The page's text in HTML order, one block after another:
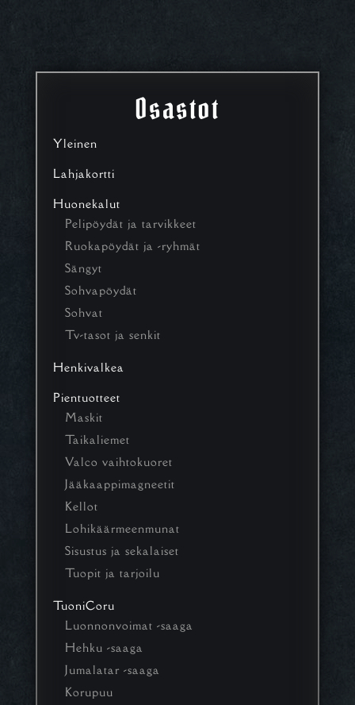
Osastot
Yleinen
Lahjakortti
Huonekalut
Pelipöydät ja tarvikkeet
Ruokapöydät ja -ryhmät
Sängyt
Sohvapöydät
Sohvat
Tv-tasot ja senkit
Henkivalkea
Pientuotteet
Maskit
Taikaliemet
Valco vaihtokuoret
Jääkaappimagneetit
Kellot
Lohikäärmeenmunat
Sisustus ja sekalaiset
Tuopit ja tarjoilu
TuoniCoru
Luonnonvoimat -saaga
Hehku -saaga
Jumalatar -saaga
Korupuu